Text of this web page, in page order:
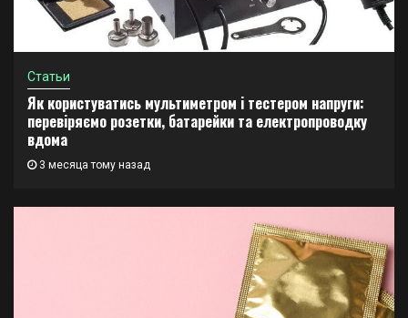
Статьи
Як користуватись мультиметром і тестером напруги:
перевіряємо розетки, батарейки та електропроводку
вдома
3 месяца тому назад